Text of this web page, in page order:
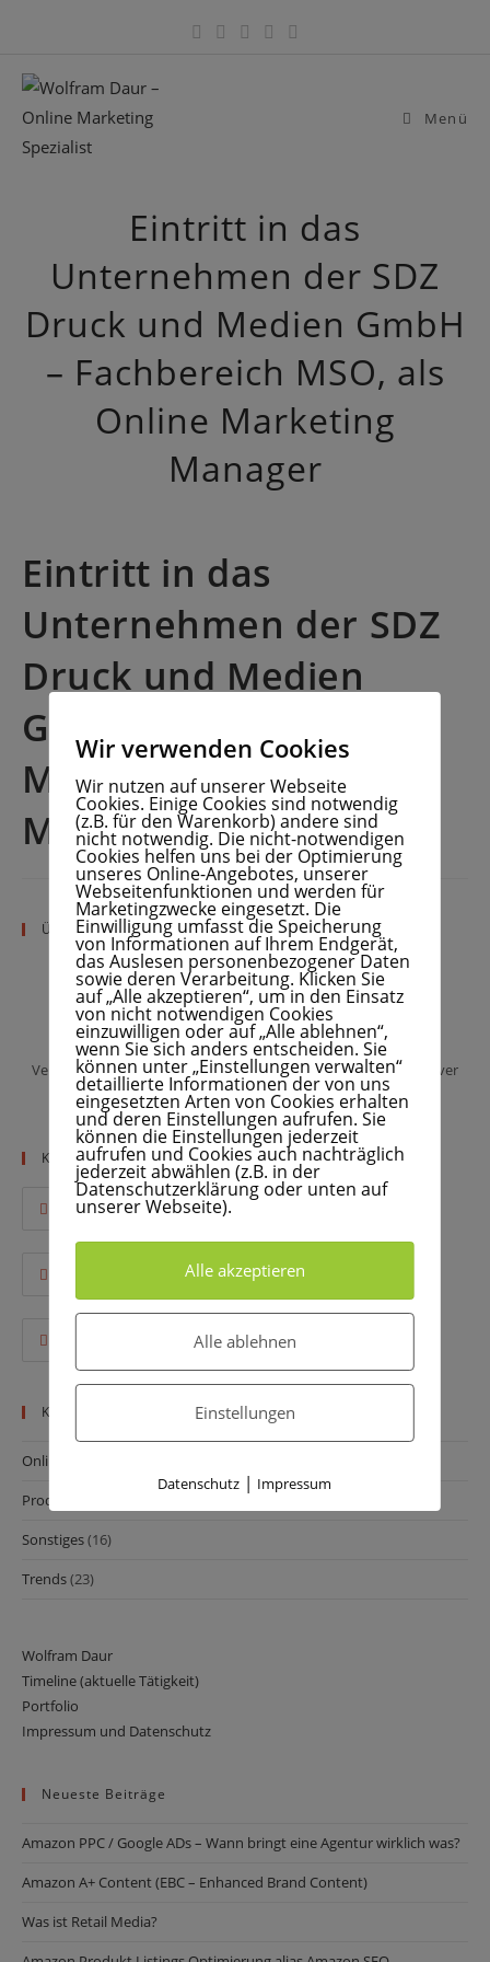
Menü
Eintritt in das
Unternehmen der SDZ
Druck und Medien GmbH
– Fachbereich MSO, als
Online Marketing
Manager
Eintritt in das
Unternehmen der SDZ
Druck und Medien
GmbH – Fachbereich
MSO, als Online
Marketing Manager
Über Mich
WOLFRAM DAUR
Spezialist für: Online Marketing, E-Commerce, SEO, SEA,
Vermarktung, Business Developper, Produktentwickler... kreativer
Geist, Wanderprediger
Kontakt
Addresse:
Mittelfranken, Bayern, Deutschland
wolfram@daur.online Opens
in
your
application
Kategorien
Online-Marketing
Produkte
Sonstiges(16)
Trends(23)
Wolfram Daur
Timeline (aktuelle Tätigkeit)
Portfolio
Impressum und Datenschutz
Neueste Beiträge
Amazon PPC / Google ADs – Wann bringt eine Agentur wirklich was?
Amazon ­­­A+ Content (EBC – Enhanced Brand Content)
Was ist Retail Media?
Wir verwenden Cookies
Wir nutzen auf unserer Webseite
Cookies. Einige Cookies sind notwendig
(z.B. für den Warenkorb) andere sind
nicht notwendig. Die nicht-notwendigen
Cookies helfen uns bei der Optimierung
unseres Online-Angebotes, unserer
Webseitenfunktionen und werden für
Marketingzwecke eingesetzt. Die
Einwilligung umfasst die Speicherung
von Informationen auf Ihrem Endgerät,
das Auslesen personenbezogener Daten
sowie deren Verarbeitung. Klicken Sie
auf „Alle akzeptieren“, um in den Einsatz
von nicht notwendigen Cookies
einzuwilligen oder auf „Alle ablehnen“,
wenn Sie sich anders entscheiden. Sie
können unter „Einstellungen verwalten“
detaillierte Informationen der von uns
eingesetzten Arten von Cookies erhalten
und deren Einstellungen aufrufen. Sie
können die Einstellungen jederzeit
aufrufen und Cookies auch nachträglich
jederzeit abwählen (z.B. in der
Datenschutzerklärung oder unten auf
unserer Webseite).
Alle akzeptieren
Alle ablehnen
Einstellungen
Datenschutz | Impressum